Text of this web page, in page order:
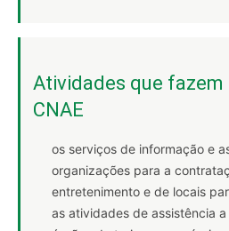
Atividades que
CNAE
os serviços de informação e
organizações para a
entretenimento e de locais
as atividades de assistência